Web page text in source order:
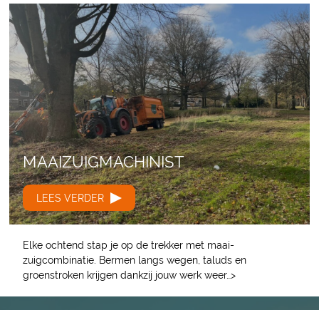
MAAIZUIGMACHINIST
LEES VERDER
Elke ochtend stap je op de trekker met maai-
zuigcombinatie. Bermen langs wegen, taluds en
groenstroken krijgen dankzij jouw werk weer…>